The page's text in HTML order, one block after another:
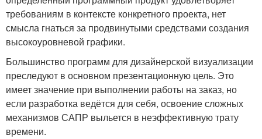
требованиям в контексте конкретного проекта, нет
смысла гнаться за продвинутыми средствами создания
высокоуровневой графики.
Большинство программ для дизайнерской визуализации
преследуют в основном презентационную цель. Это
имеет значение при выполнении работы на заказ, но
если разработка ведётся для себя, освоение сложных
механизмов САПР выльется в неэффективную трату
времени.